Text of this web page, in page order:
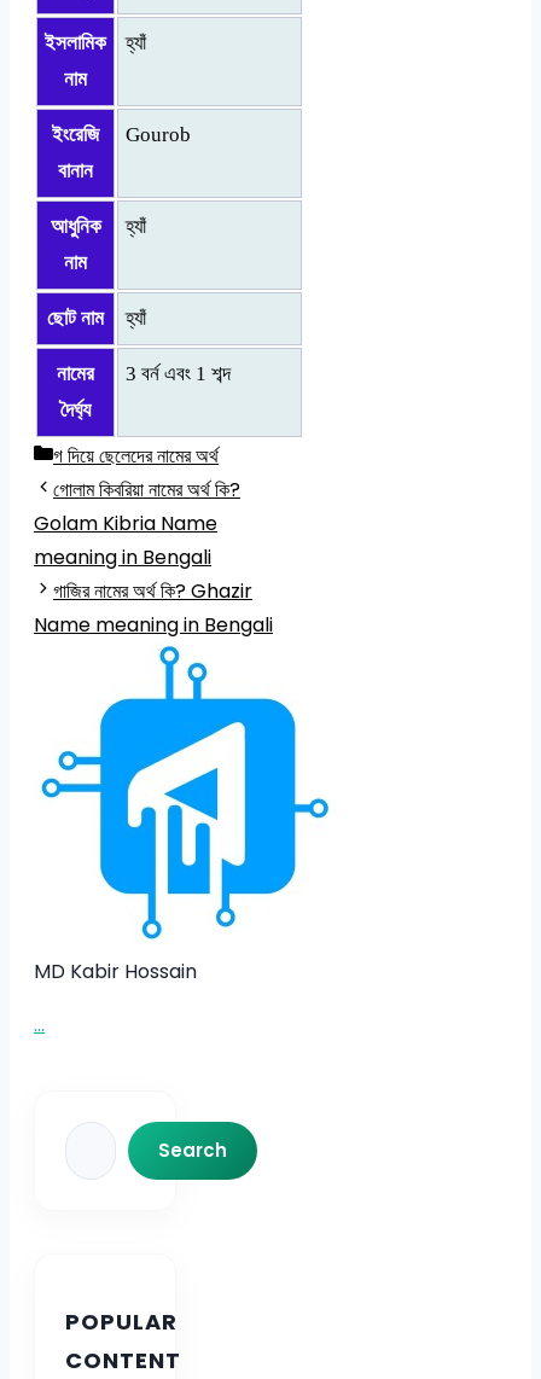
ইসলামিক
নাম
হ্যাঁ
ইংরেজি
বানান
Gourob
আধুনিক
নাম
হ্যাঁ
ছোট নাম হ্যাঁ
নামের
দৈর্ঘ্য
3 বর্ন এবং 1 শব্দ
Categories
গ দিয়ে ছেলেদের নামের অর্থ
গোলাম কিবরিয়া নামের অর্থ কি?
Golam Kibria Name
meaning in Bengali
গাজির নামের অর্থ কি? Ghazir
Name meaning in Bengali
MD Kabir Hossain
...
Search
Search
POPULAR
CONTENT